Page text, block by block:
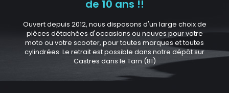
de 10 ans !!
Ouvert depuis 2012, nous disposons d'un large choix de
pièces détachées d'occasions ou neuves pour votre
moto ou votre scooter, pour toutes marques et toutes
cylindrées. Le retrait est possible dans notre dépôt sur
Castres dans le Tarn (81)